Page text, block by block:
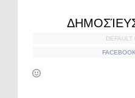
DEFAULT